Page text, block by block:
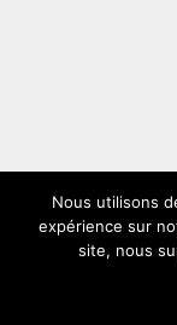
Nous utilisons
expérience sur
site, nous